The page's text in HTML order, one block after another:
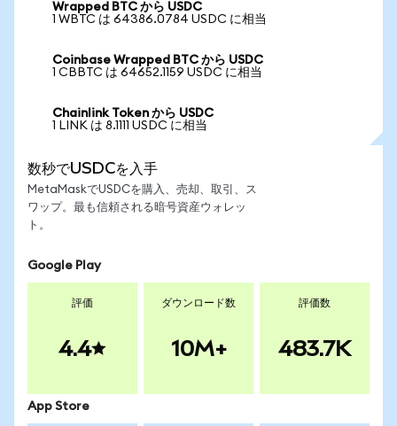
Wrapped BTC から USDC
1 WBTC は 64386.0784 USDC に相当
Coinbase Wrapped BTC から USDC
1 CBBTC は 64652.1159 USDC に相当
Chainlink Token から USDC
1 LINK は 8.1111 USDC に相当
数秒でUSDCを入手
MetaMaskでUSDCを購入、売却、取引、ス
ワップ。最も信頼される暗号資産ウォレッ
ト。
Google Play
評価
4.4
ダウンロード数
10M+
評価数
483.7K
App Store